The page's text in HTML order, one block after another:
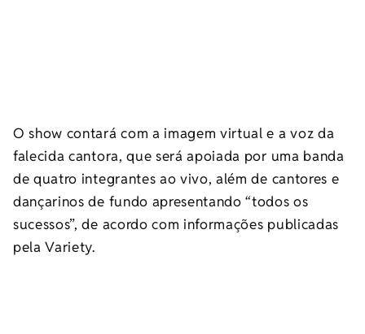
O show contará com a imagem virtual e a voz da
falecida cantora, que será apoiada por uma banda
de quatro integrantes ao vivo, além de cantores e
dançarinos de fundo apresentando “todos os
sucessos”, de acordo com informações publicadas
pela Variety.